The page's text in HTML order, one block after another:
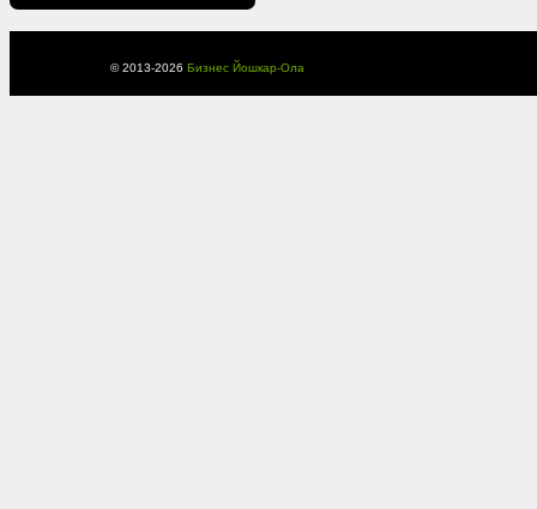
© 2013-2026 Бизнес Йошкар-Ола